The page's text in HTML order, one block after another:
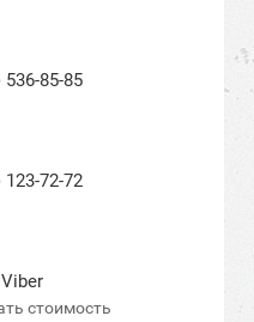
536-85-85
123-72-72
Viber
стоимость